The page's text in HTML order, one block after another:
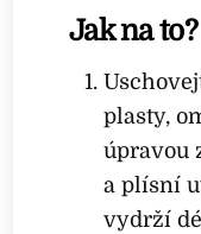
Jak na to?
plasty,
úpravou
a plísní
vydrží